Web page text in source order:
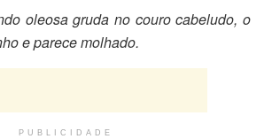
oleosa gruda no couro cabeludo, o
e parece molhado.
PUBLICIDADE